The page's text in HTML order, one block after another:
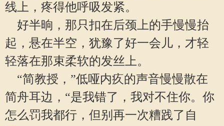
线上，疼得他呼吸发紧。
好半晌，那只扣在后颈上的手慢慢抬
起，悬在半空，犹豫了好一会儿，才轻
轻落在那束柔软的发丝上。
“简教授，”低哑内疚的声音慢慢散在
简舟耳边，“是我错了，我对不住你。你
怎么罚我都行，但别再一次糟践了自